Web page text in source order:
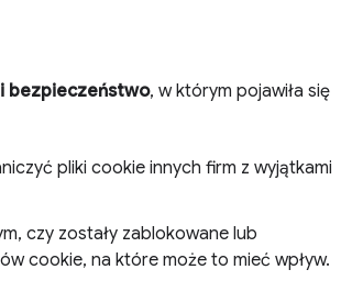
bezpieczeństwo, w którym pojawiła się
pliki cookie innych firm z wyjątkami
czy zostały zablokowane lub
cookie, na które może to mieć wpływ.